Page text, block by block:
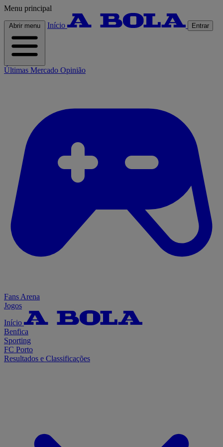
Menu principal
Abrir menu Início Entrar
Últimas Mercado Opinião
Fans Arena
Jogos
Início
Benfica
Sporting
FC Porto
Resultados e Classificações